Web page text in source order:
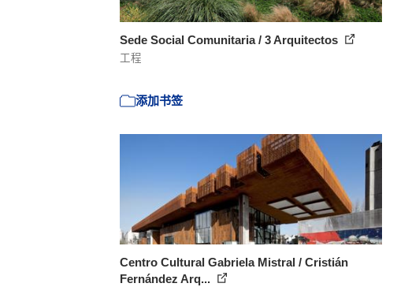
Sede Social Comunitaria / 3 Arquitectos
工程
添加书签
Centro Cultural Gabriela Mistral / Cristián
Fernández Arq...